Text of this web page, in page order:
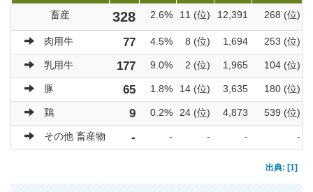
畜産
328 2.6% 11 (位) 12,391 268 (位)
肉用牛 77 4.5% 8 (位) 1,694 253 (位)
乳用牛 177 9.0% 2 (位) 1,965 104 (位)
豚 65 1.8% 14 (位) 3,635 180 (位)
鶏 9 0.2% 24 (位) 4,873 539 (位)
その他 畜産物 - - - - -
出典: [1]